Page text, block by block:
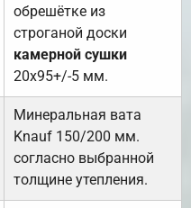
обрешётке из
строганой доски
камерной сушки
20х95+/-5 мм.
Минеральная вата
Knauf 150/200 мм.
согласно выбранной
толщине утепления.